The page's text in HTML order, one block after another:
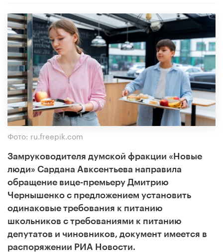
Фото: ru.freepik.com
Замруководителя думской фракции «Новые
люди» Сардана Авксентьева направила
обращение вице-премьеру Дмитрию
Чернышенко с предложением установить
одинаковые требования к питанию
школьников с требованиями к питанию
депутатов и чиновников, документ имеется в
распоряжении РИА Новости.